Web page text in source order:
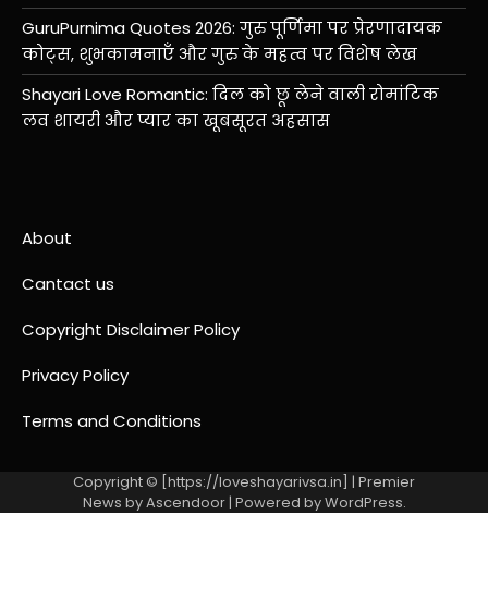
GuruPurnima Quotes 2026: गुरु पूर्णिमा पर प्रेरणादायक
कोट्स, शुभकामनाएँ और गुरु के महत्व पर विशेष लेख
Shayari Love Romantic: दिल को छू लेने वाली रोमांटिक
लव शायरी और प्यार का खूबसूरत अहसास
About
Cantact us
Copyright Disclaimer Policy
Privacy Policy
Terms and Conditions
Copyright © [https://loveshayarivsa.in] | Premier
News byAscendoor| Powered byWordPress.